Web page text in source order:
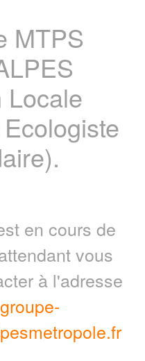
MTPS
Locale
en cours de
vous
à l'adresse
groupe-